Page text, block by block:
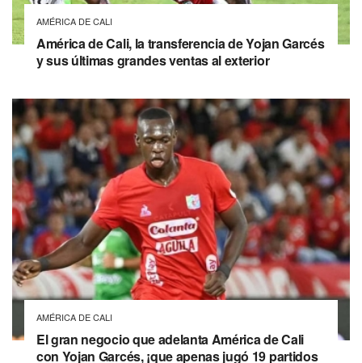
AMÉRICA DE CALI
América de Cali, la transferencia de Yojan Garcés
y sus últimas grandes ventas al exterior
AMÉRICA DE CALI
El gran negocio que adelanta América de Cali
con Yojan Garcés, ¡que apenas jugó 19 partidos